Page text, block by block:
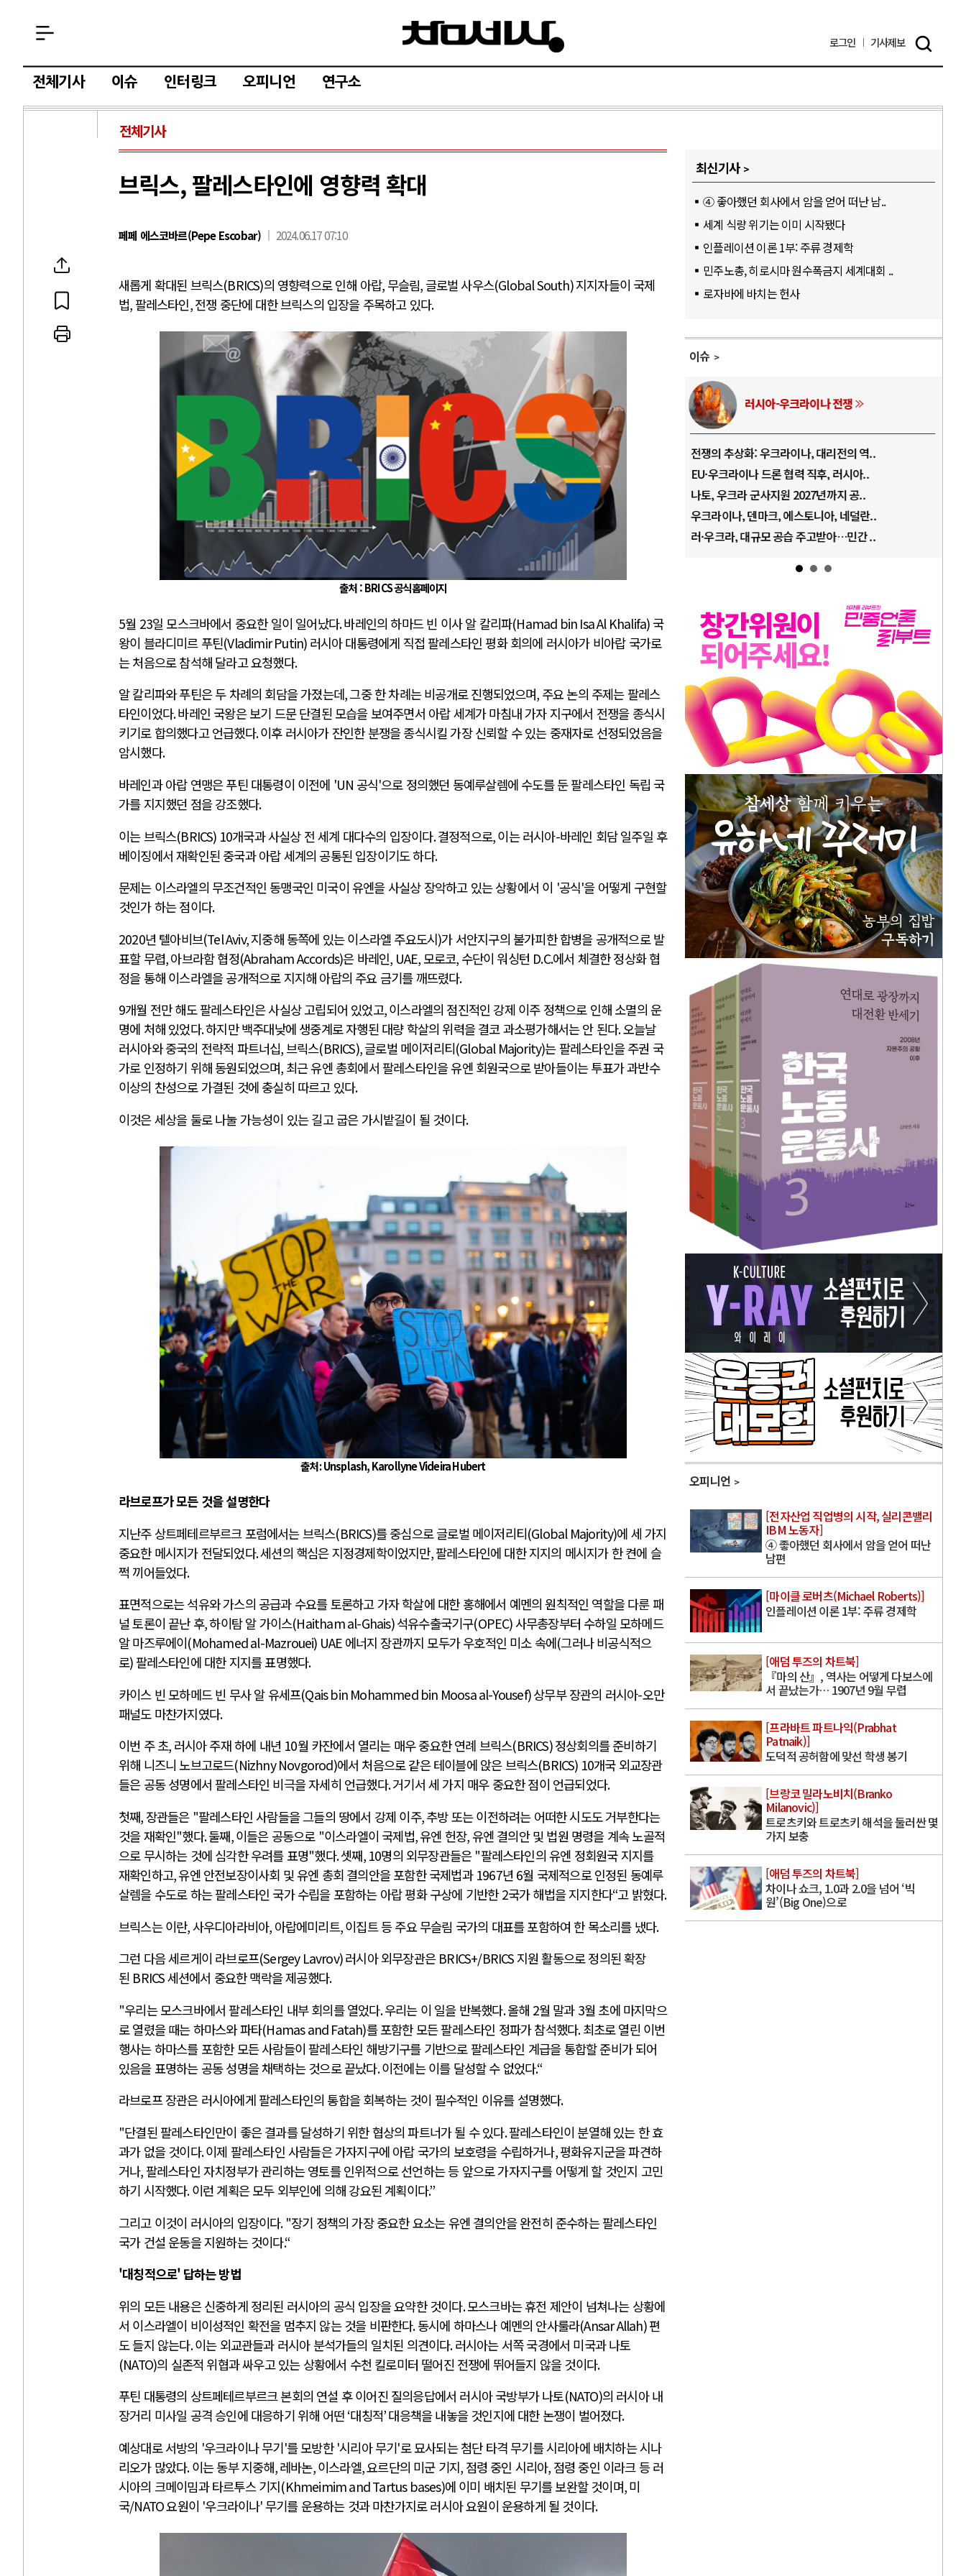
로그인 기사제보
전체기사 이슈 인터링크 오피니언 연구소
전체기사
브릭스, 팔레스타인에 영향력 확대
페페 에스코바르(Pepe Escobar) 2024.06.17 07:10
새롭게 확대된 브릭스(BRICS)의 영향력으로 인해 아랍, 무슬림,글로벌 사우스(Global South)지지자들이 국제
법, 팔레스타인,전쟁 중단에 대한 브릭스의 입장을 주목하고 있다.
출처 :BRICS공식홈페이지
5월 23일 모스크바에서 중요한 일이 일어났다.바레인의 하마드 빈 이사 알 칼리파(Hamad bin Isa Al Khalifa) 국
왕이 블라디미르 푸틴(Vladimir Putin) 러시아 대통령에게 직접 팔레스타인 평화 회의에 러시아가 비아랍 국가로
는 처음으로 참석해 달라고 요청했다.
알 칼리파와 푸틴은 두 차례의 회담을 가졌는데,그중 한 차례는 비공개로 진행되었으며, 주요 논의 주제는 팔레스
타인이었다.바레인 국왕은 보기 드문 단결된 모습을 보여주면서 아랍 세계가 마침내 가자 지구에서 전쟁을 종식시
키기로 합의했다고 언급했다.이후 러시아가 잔인한 분쟁을 종식시킬 가장 신뢰할 수 있는 중재자로 선정되었음을
암시했다.
바레인과 아랍 연맹은 푸틴 대통령이 이전에 'UN 공식'으로 정의했던 동예루살렘에 수도를 둔 팔레스타인 독립 국
가를 지지했던 점을 강조했다.
이는 브릭스(BRICS) 10개국과 사실상 전 세계 대다수의 입장이다.결정적으로,이는 러시아-바레인 회담 일주일 후
베이징에서 재확인된 중국과 아랍 세계의 공통된 입장이기도 하다.
문제는 이스라엘의 무조건적인 동맹국인 미국이 유엔을 사실상 장악하고 있는 상황에서 이 '공식'을 어떻게 구현할
것인가 하는 점이다.
2020년 텔아비브(Tel Aviv,지중해 동쪽에 있는 이스라엘 주요도시)가 서안지구의 불가피한 합병을 공개적으로 발
표할 무렵,아브라함 협정(Abraham Accords)은 바레인, UAE, 모로코, 수단이 워싱턴 D.C.에서 체결한 정상화 협
정을 통해 이스라엘을 공개적으로 지지해 아랍의 주요 금기를 깨뜨렸다.
9개월 전만 해도 팔레스타인은 사실상 고립되어 있었고,이스라엘의 점진적인 강제 이주 정책으로 인해 소멸의 운
명에 처해 있었다.하지만 백주대낮에 생중계로 자행된 대량 학살의 위력을 결코 과소평가해서는 안 된다.오늘날
러시아와 중국의 전략적 파트너십,브릭스(BRICS),글로벌 메이저리티(Global Majority)는 팔레스타인을 주권 국
가로 인정하기 위해 동원되었으며, 최근 유엔 총회에서 팔레스타인을 유엔 회원국으로 받아들이는 투표가 과반수
이상의 찬성으로 가결된 것에 충실히 따르고 있다.
이것은 세상을 둘로 나눌 가능성이 있는 길고 굽은 가시밭길이 될 것이다.
출처: Unsplash, Karollyne Videira Hubert
라브로프가 모든 것을 설명한다
지난주 상트페테르부르크 포럼에서는 브릭스(BRICS)를 중심으로 글로벌 메이저리티(Global Majority)에 세 가지
중요한 메시지가 전달되었다.세션의 핵심은 지정경제학이었지만,팔레스타인에 대한 지지의 메시지가 한 켠에 슬
쩍 끼어들었다.
표면적으로는 석유와 가스의 공급과 수요를 토론하고 가자 학살에 대한 홍해에서 예멘의 원칙적인 역할을 다룬 패
널 토론이 끝난 후,하이탐 알 가이스(Haitham al-Ghais)석유수출국기구(OPEC)사무총장부터 수하일 모하메드
알 마즈루에이(Mohamed al-Mazrouei) UAE 에너지 장관까지 모두가 우호적인 미소 속에(그러나 비공식적으
로) 팔레스타인에 대한 지지를 표명했다.
카이스 빈 모하메드 빈 무사 알 유세프(Qais bin Mohammed bin Moosa al-Yousef)상무부 장관의 러시아-오만
패널도 마찬가지였다.
이번 주 초, 러시아 주재 하에 내년 10월 카잔에서 열리는 매우 중요한 연례 브릭스(BRICS)정상회의를 준비하기
위해 니즈니 노브고로드(Nizhny Novgorod)에서 처음으로 같은 테이블에 앉은 브릭스(BRICS) 10개국 외교장관
들은 공동 성명에서 팔레스타인 비극을 자세히 언급했다.거기서 세 가지 매우 중요한 점이 언급되었다.
첫째, 장관들은 "팔레스타인 사람들을 그들의 땅에서 강제 이주,추방 또는 이전하려는 어떠한 시도도 거부한다는
것을 재확인"했다.둘째,이들은 공동으로 "이스라엘이 국제법,유엔 헌장,유엔 결의안 및 법원 명령을 계속 노골적
으로 무시하는 것에 심각한 우려를 표명"했다.셋째, 10명의 외무장관들은 "팔레스타인의 유엔 정회원국 지지를
재확인하고,유엔 안전보장이사회 및 유엔 총회 결의안을 포함한 국제법과 1967년 6월 국제적으로 인정된 동예루
살렘을 수도로 하는 팔레스타인 국가 수립을 포함하는 아랍 평화 구상에 기반한 2국가 해법을 지지한다“고 밝혔다.
브릭스는 이란,사우디아라비아, 아랍에미리트,이집트 등 주요 무슬림 국가의 대표를 포함하여 한 목소리를 냈다.
그런 다음 세르게이 라브로프(Sergey Lavrov)러시아 외무장관은 BRICS+/BRICS 지원 활동으로 정의된 확장
된 BRICS세션에서 중요한 맥락을 제공했다.
"우리는 모스크바에서 팔레스타인 내부 회의를 열었다.우리는 이 일을 반복했다.올해 2월 말과 3월 초에 마지막으
로 열렸을 때는 하마스와 파타(Hamas and Fatah)를 포함한 모든 팔레스타인 정파가 참석했다.최초로 열린 이번
행사는 하마스를 포함한 모든 사람들이 팔레스타인 해방기구를 기반으로 팔레스타인 계급을 통합할 준비가 되어
있음을 표명하는 공동 성명을 채택하는 것으로 끝났다.이전에는 이를 달성할 수 없었다.“
라브로프 장관은 러시아에게 팔레스타인의 통합을 회복하는 것이 필수적인 이유를 설명했다.
"단결된 팔레스타인만이 좋은 결과를 달성하기 위한 협상의 파트너가 될 수 있다.팔레스타인이 분열해 있는 한 효
과가 없을 것이다.이제 팔레스타인 사람들은 가자지구에 아랍 국가의 보호령을 수립하거나,평화유지군을 파견하
거나, 팔레스타인 자치정부가 관리하는 영토를 인위적으로 선언하는 등 앞으로 가자지구를 어떻게 할 것인지 고민
하기 시작했다.이런 계획은 모두 외부인에 의해 강요된 계획이다.”
그리고 이것이 러시아의 입장이다. "장기 정책의 가장 중요한 요소는 유엔 결의안을 완전히 준수하는 팔레스타인
국가 건설 운동을 지원하는 것이다.“
'대칭적으로' 답하는 방법
위의 모든 내용은 신중하게 정리된 러시아의 공식 입장을 요약한 것이다.모스크바는 휴전 제안이 넘쳐나는 상황에
서 이스라엘이 비이성적인 확전을 멈추지 않는 것을 비판한다.동시에 하마스나 예멘의 안사룰라(Ansar Allah)편
도 들지 않는다.이는 외교관들과 러시아 분석가들의 일치된 의견이다.러시아는 서쪽 국경에서 미국과 나토
(NATO)의 실존적 위협과 싸우고 있는 상황에서 수천 킬로미터 떨어진 전쟁에 뛰어들지 않을 것이다.
푸틴 대통령의 상트페테르부르크 본회의 연설 후 이어진 질의응답에서 러시아 국방부가 나토(NATO)의 러시아 내
장거리 미사일 공격 승인에 대응하기 위해 어떤 ‘대칭적’대응책을 내놓을 것인지에 대한 논쟁이 벌어졌다.
예상대로 서방의 '우크라이나 무기'를 모방한 '시리아 무기'로 묘사되는 첨단 타격 무기를 시리아에 배치하는 시나
리오가 많았다.이는 동부 지중해,레바논,이스라엘,요르단의 미군 기지, 점령 중인 시리아, 점령 중인 이라크 등 러
시아의 크메이밈과 타르투스 기지(Khmeimim and Tartus bases)에 이미 배치된 무기를 보완할 것이며,미
국/NATO요원이 '우크라이나' 무기를 운용하는 것과 마찬가지로 러시아 요원이 운용하게 될 것이다.
최신기사
④ 좋아했던 회사에서 암을 얻어 떠난 남..
세계 식량 위기는 이미 시작됐다
인플레이션 이론 1부: 주류 경제학
민주노총, 히로시마 원수폭금지 세계대회 ..
로자바에 바치는 헌사
이슈
AI와 인간
중국 AI, 저가 공세로 글로벌 토큰 시..
AI 국부펀드 구상 놓고 미국 진보진영 ..
AI 데이터센터 반대 투쟁은 새로운 글로..
AI의 숨은 환경 비용: 데이터센터 확산..
AI는 어떻게 미국 민주주의를 잠식하고 ..
러시아-우크라이나 전쟁
전쟁의 추상화: 우크라이나, 대리전의 역..
EU·우크라이나 드론 협력 직후, 러시아..
나토, 우크라 군사지원 2027년까지 공..
우크라이나, 덴마크, 에스토니아, 네덜란..
러·우크라, 대규모 공습 주고받아…민간 ..
오피니언
[전자산업 직업병의 시작, 실리콘밸리
IBM 노동자]
④ 좋아했던 회사에서 암을 얻어 떠난
남편
[마이클 로버츠(Michael Roberts)]
인플레이션 이론 1부: 주류 경제학
[애덤 투즈의 차트북]
『마의 산』, 역사는 어떻게 다보스에
서 끝났는가… 1907년 9월 무렵
[프라바트 파트나익(Prabhat
Patnaik)]
도덕적 공허함에 맞선 학생 봉기
[브랑코 밀라노비치(Branko
Milanovic)]
트로츠키와 트로츠키 해석을 둘러싼 몇
가지 보충
[애덤 투즈의 차트북]
차이나 쇼크, 1.0과 2.0을 넘어 ‘빅
원’(Big One)으로